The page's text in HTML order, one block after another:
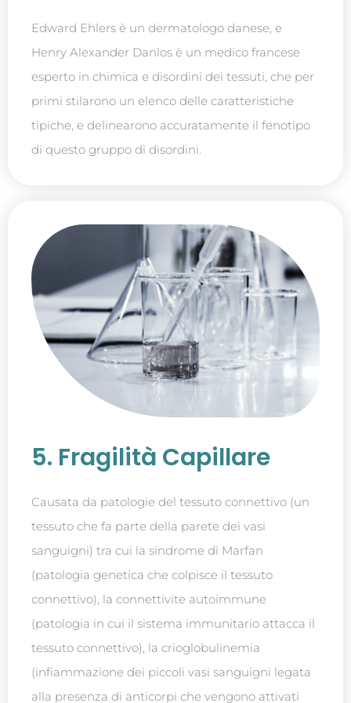
Edward Ehlers è un dermatologo danese, e
Henry Alexander Danlos è un medico francese
esperto in chimica e disordini dei tessuti, che per
primi stilarono un elenco delle caratteristiche
tipiche, e delinearono accuratamente il fenotipo
di questo gruppo di disordini.
5. Fragilità Capillare
Causata da patologie del tessuto connettivo (un
tessuto che fa parte della parete dei vasi
sanguigni) tra cui la sindrome di Marfan
(patologia genetica che colpisce il tessuto
connettivo), la connettivite autoimmune
(patologia in cui il sistema immunitario attacca il
tessuto connettivo), la crioglobulinemia
(infiammazione dei piccoli vasi sanguigni legata
alla presenza di anticorpi che vengono attivati